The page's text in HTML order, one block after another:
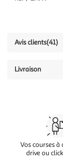
Avis clients(41)
Livraison
Vos courses à
drive ou